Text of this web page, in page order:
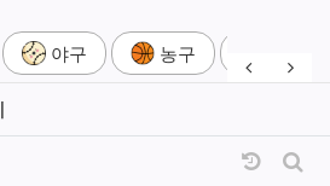
류 목록
야구 농구
이전 분류
다
날짜순